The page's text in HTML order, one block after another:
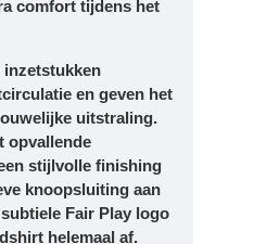
comfort tijdens het
inzetstukken
en geven het
uitstraling.
opvallende
stijlvolle finishing
knoopsluiting aan
Fair Play logo
helemaal af.